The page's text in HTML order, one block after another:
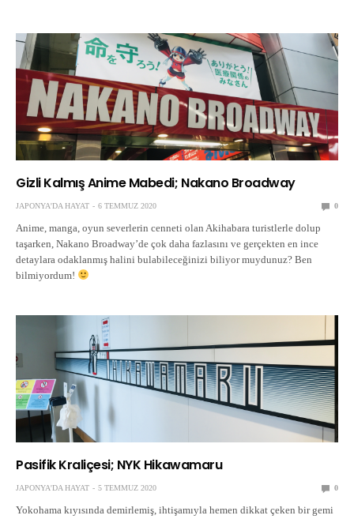
Gizli Kalmış Anime Mabedi; Nakano Broadway
JAPONYA'DA HAYAT 6 TEMMUZ 2020 0
Anime, manga, oyun severlerin cenneti olan Akihabara turistlerle dolup
taşarken, Nakano Broadway’de çok daha fazlasını ve gerçekten en ince
detaylara odaklanmış halini bulabileceğinizi biliyor muydunuz? Ben
bilmiyordum!
Pasifik Kraliçesi; NYK Hikawamaru
JAPONYA'DA HAYAT 5 TEMMUZ 2020 0
Yokohama kıyısında demirlemiş, ihtişamıyla hemen dikkat çeken bir gemi